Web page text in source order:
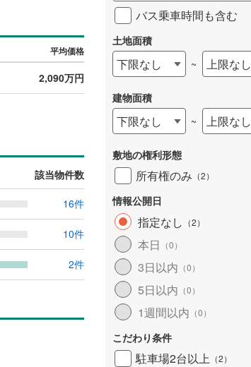
平均価格
2,090万円
該当物件数
16件
10件
2件
バス乗車時間も含む
土地面積
下限なし ~ 上限なし
建物面積
下限なし ~ 上限なし
敷地の権利形態
所有権のみ （2）
情報公開日
指定なし （2）
本日 （0）
3日以内 （0）
5日以内 （0）
1週間以内 （0）
こだわり条件
駐車場2台以上 （2）